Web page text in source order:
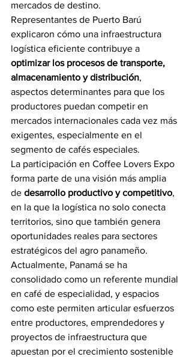
mercados de destino.
Representantes de Puerto Barú
explicaron cómo una infraestructura
logística eficiente contribuye a
optimizar los procesos de transporte,
almacenamiento y distribución,
aspectos determinantes para que los
productores puedan competir en
mercados internacionales cada vez más
exigentes, especialmente en el
segmento de cafés especiales.
La participación en Coffee Lovers Expo
forma parte de una visión más amplia
de desarrollo productivo y competitivo,
en la que la logística no solo conecta
territorios, sino que también genera
oportunidades reales para sectores
estratégicos del agro panameño.
Actualmente, Panamá se ha
consolidado como un referente mundial
en café de especialidad, y espacios
como este permiten articular esfuerzos
entre productores, emprendedores y
proyectos de infraestructura que
apuestan por el crecimiento sostenible